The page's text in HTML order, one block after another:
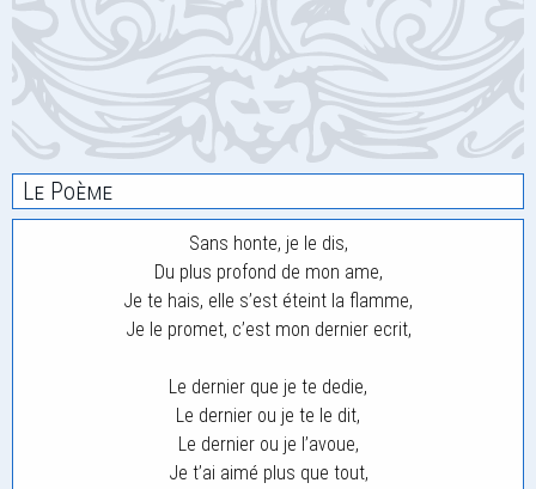
Le Poème
Sans honte, je le dis,
Du plus profond de mon ame,
Je te hais, elle s’est éteint la flamme,
Je le promet, c’est mon dernier ecrit,
Le dernier que je te dedie,
Le dernier ou je te le dit,
Le dernier ou je l’avoue,
Je t’ai aimé plus que tout,